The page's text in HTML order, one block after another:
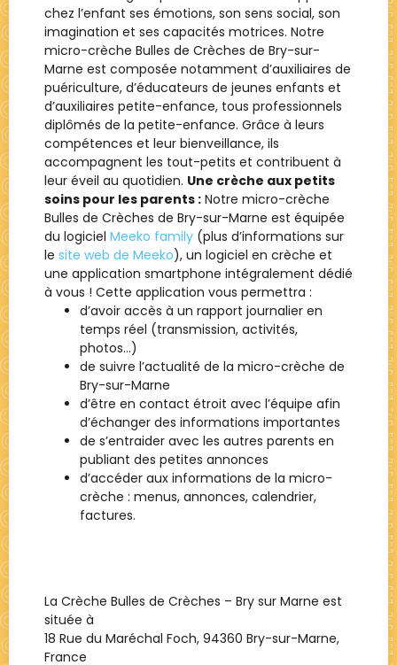
chez l’enfant ses émotions, son sens social, son
imagination et ses capacités motrices. Notre
micro-crèche Bulles de Crèches de Bry-sur-
Marne est composée notamment d’auxiliaires de
puériculture, d’éducateurs de jeunes enfants et
d’auxiliaires petite-enfance, tous professionnels
diplômés de la petite-enfance. Grâce à leurs
compétences et leur bienveillance, ils
accompagnent les tout-petits et contribuent à
leur éveil au quotidien. Une crèche aux petits
soins pour les parents :
Bulles de Crèches de Bry-sur-Marne est équipée
du logiciel Meeko family (plus d’informations sur
le site web de Meeko), un logiciel en crèche et
une application smartphone intégralement dédié
à vous ! Cette application vous permettra :
d’avoir accès à un rapport journalier en
temps réel (transmission, activités,
photos…)
de suivre l’actualité de la micro-crèche de
Bry-sur-Marne
d’être en contact étroit avec l’équipe afin
d’échanger des informations importantes
de s’entraider avec les autres parents en
publiant des petites annonces
d’accéder aux informations de la micro-
crèche : menus, annonces, calendrier,
factures.
La Crèche Bulles de Crèches – Bry sur Marne est
située à
18 Rue du Maréchal Foch, 94360 Bry-sur-Marne,
France